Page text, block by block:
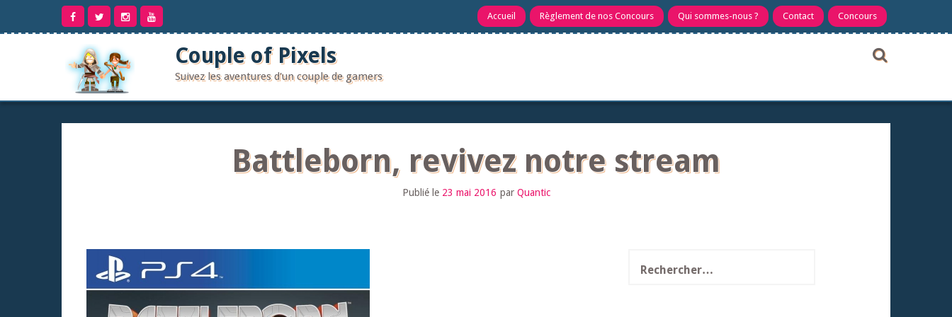
contenu
Accueil Règlement de nos Concours Qui sommes-nous ? Contact Concours
Couple of Pixels
Suivez les aventures d'un couple de gamers
Battleborn, revivez notre stream
Publié le 23 mai 2016 par Quantic